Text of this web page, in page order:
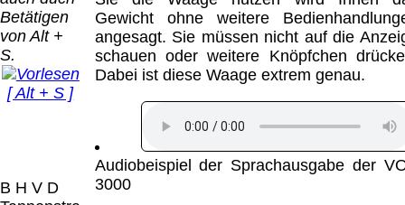
Betätigen
von Alt +
S.
[ Alt + S ]
B H V D
Gewicht ohne weitere
angesagt. Sie müssen nicht auf die
schauen oder weitere Knöpfchen
Dabei ist diese Waage extrem genau.
Audiobeispiel der Sprachausgabe der
3000
Der Versand erfolgt
als versichertes
Paket.
Selbstabholung
vom Büro oder
von
Ausstellungen:
0.00 €
Versandart
erhalten Sie per
Email z.B. einen
Lizenzschlüssel
Lieferschein. Sie
erhalten also
keinen
Wir